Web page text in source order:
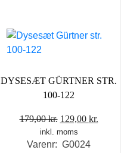
DYSESÆT GÜRTNER STR.
100-122
179,00kr. Den
oprindelige
pris
129,00 kr.Den
inkl. moms
Varenr: G0024